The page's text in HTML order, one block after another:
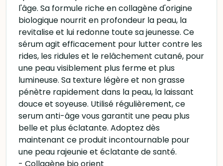
l'âge. Sa formule riche en collagène d'origine
biologique nourrit en profondeur la peau, la
revitalise et lui redonne toute sa jeunesse. Ce
sérum agit efficacement pour lutter contre les
rides, les ridules et le relâchement cutané, pour
une peau visiblement plus ferme et plus
lumineuse. Sa texture légère et non grasse
pénètre rapidement dans la peau, la laissant
douce et soyeuse. Utilisé régulièrement, ce
serum anti-âge vous garantit une peau plus
belle et plus éclatante. Adoptez dès
maintenant ce produit incontournable pour
une peau rajeunie et éclatante de santé.